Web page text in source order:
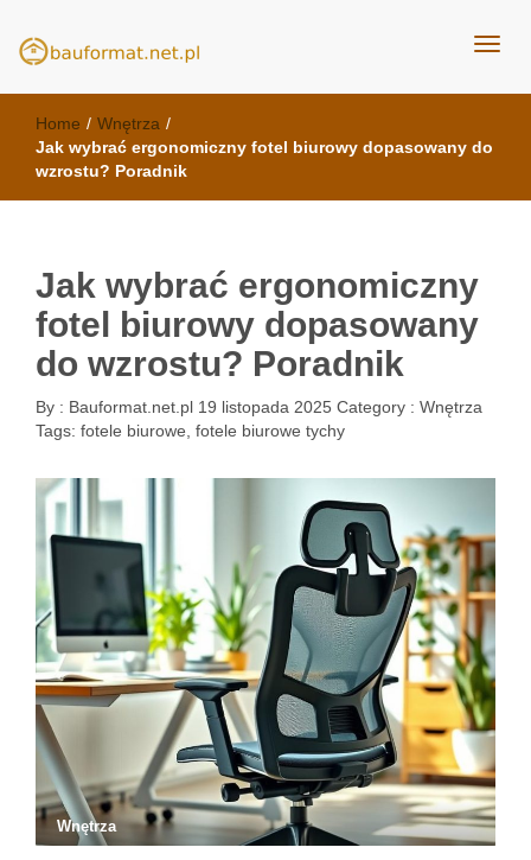
meble kuchenne Bauformat
Home / Wnętrza /
Jak wybrać ergonomiczny fotel biurowy dopasowany do
wzrostu? Poradnik
Jak wybrać ergonomiczny
fotel biurowy dopasowany
do wzrostu? Poradnik
By : Bauformat.net.pl 19 listopada 2025 Category : Wnętrza
Tags: fotele biurowe fotele biurowe tychy
Wnętrza